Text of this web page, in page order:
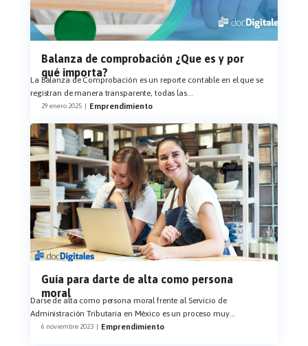
Balanza de comprobación ¿Que es y por
qué importa?
La Balanza de Comprobación es un reporte contable en el que se
registran de manera transparente, todas las...
29 enero 2025 | Emprendimiento
Guía para darte de alta como persona
moral
Darse de alta como persona moral frente al Servicio de
Administración Tributaria en México es un proceso muy...
6 noviembre 2023 | Emprendimiento